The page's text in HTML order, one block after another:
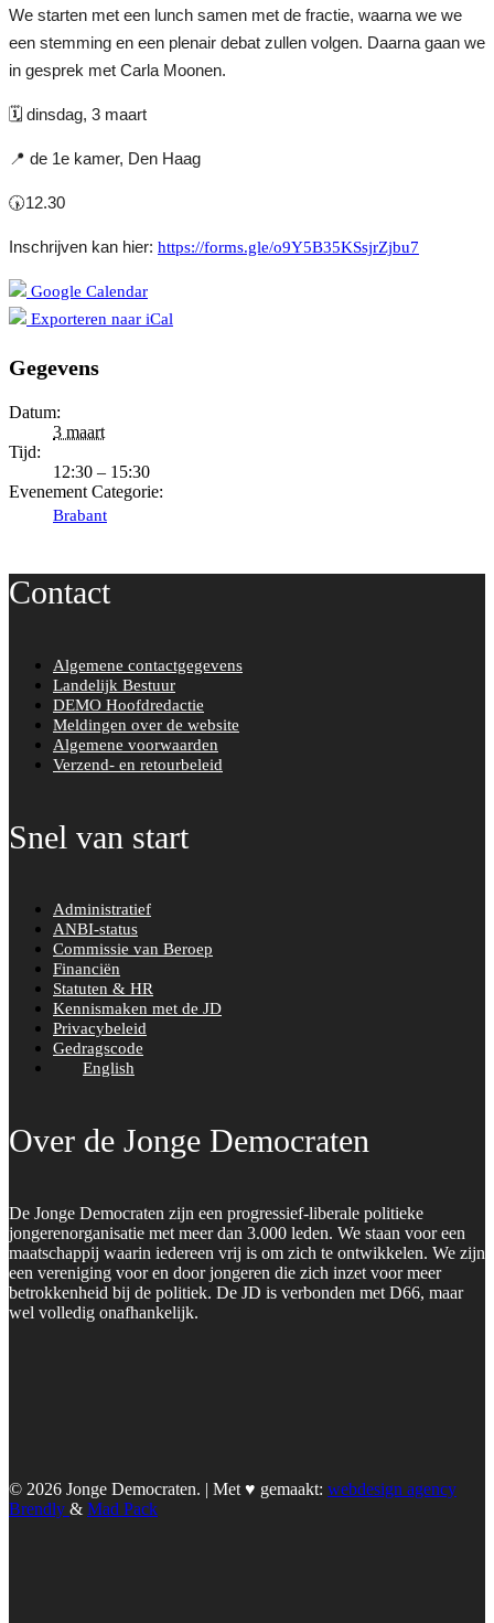
We starten met een lunch samen met de fractie, waarna we we
een stemming en een plenair debat zullen volgen. Daarna gaan we
in gesprek met Carla Moonen.
🗓 dinsdag, 3 maart
📍 de 1e kamer, Den Haag
🕠12.30
Inschrijven kan hier: https://forms.gle/o9Y5B35KSsjrZjbu7
Google Calendar
Exporteren naar iCal
Gegevens
Datum:
3 maart
Tijd:
12:30 – 15:30
Evenement Categorie:
Brabant
Contact
Algemene contactgegevens
Landelijk Bestuur
DEMO Hoofdredactie
Meldingen over de website
Algemene voorwaarden
Verzend- en retourbeleid
Snel van start
Administratief
ANBI-status
Commissie van Beroep
Financiën
Statuten & HR
Kennismaken met de JD
Privacybeleid
Gedragscode
English
Over de Jonge Democraten
De Jonge Democraten zijn een progressief-liberale politieke
jongerenorganisatie met meer dan 3.000 leden. We staan voor een
maatschappij waarin iedereen vrij is om zich te ontwikkelen. We zijn
een vereniging voor en door jongeren die zich inzet voor meer
betrokkenheid bij de politiek. De JD is verbonden met D66, maar
wel volledig onafhankelijk.
© 2026 Jonge Democraten. | Met ♥︎ gemaakt: webdesign agency
Brendly & Mad Pack